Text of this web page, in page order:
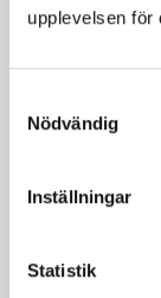
upplevelsen för
Nödvändig
Inställningar
Statistik